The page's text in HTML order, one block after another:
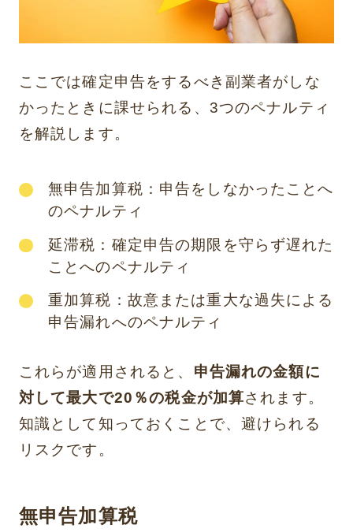
ここでは確定申告をするべき副業者がしな
かったときに課せられる、3つのペナルティ
を解説します。
無申告加算税：申告をしなかったことへ
のペナルティ
延滞税：確定申告の期限を守らず遅れた
ことへのペナルティ
重加算税：故意または重大な過失による
申告漏れへのペナルティ
これらが適用されると、 申告漏れの金額に
対して最大で20％の税金が加算されます。
知識として知っておくことで、避けられる
リスクです。
無申告加算税